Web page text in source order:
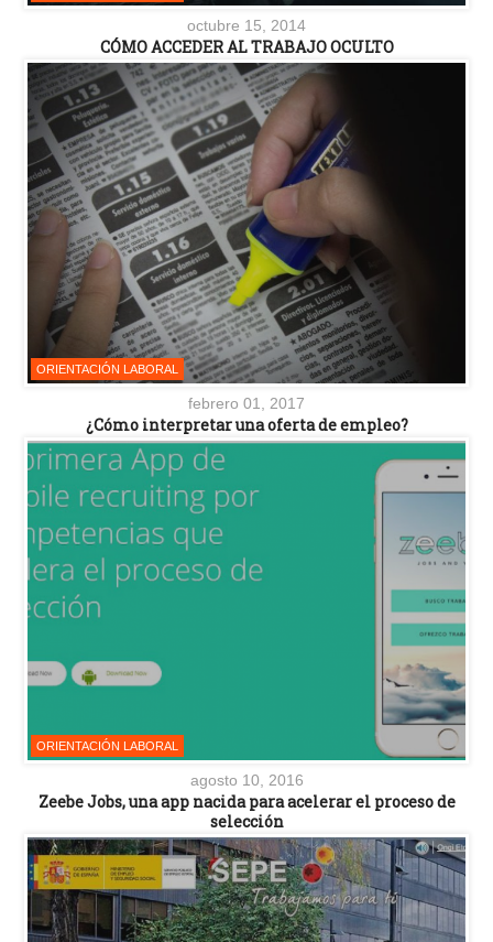
octubre 15, 2014
CÓMO ACCEDER AL TRABAJO OCULTO
ORIENTACIÓN LABORAL
febrero 01, 2017
¿Cómo interpretar una oferta de empleo?
ORIENTACIÓN LABORAL
agosto 10, 2016
Zeebe Jobs, una app nacida para acelerar el proceso de
selección